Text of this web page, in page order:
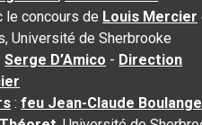
le concours de Louis Mercier
Université de Sherbrooke
Serge D’Amico - Direction
:feu Jean-Claude